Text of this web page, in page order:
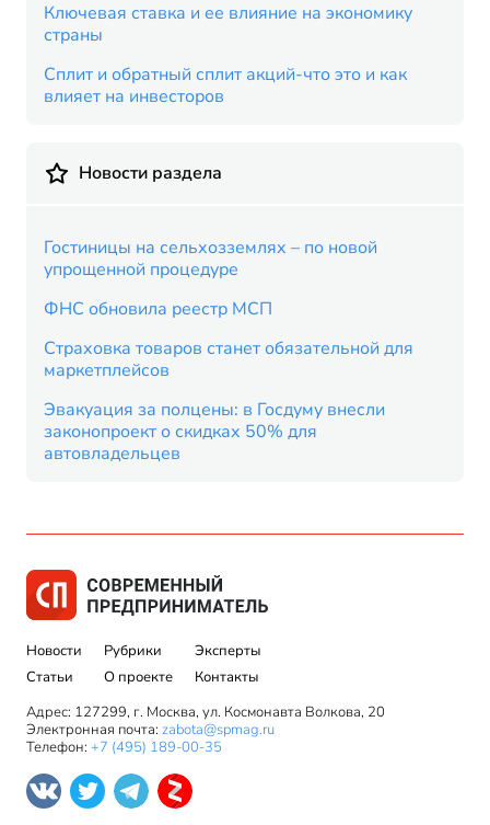
Ключевая ставка и ее влияние на экономику
страны
Сплит и обратный сплит акций-что это и как
влияет на инвесторов
Новости раздела
Гостиницы на сельхозземлях – по новой
упрощенной процедуре
ФНС обновила реестр МСП
Страховка товаров станет обязательной для
маркетплейсов
Эвакуация за полцены: в Госдуму внесли
законопроект о скидках 50% для
автовладельцев
Новости
Статьи
Рубрики
О проекте
Эксперты
Контакты
Адрес: 127299, г. Москва, ул. Космонавта Волкова, 20
Электронная почта: zabota@spmag.ru
Телефон: +7 (495) 189-00-35